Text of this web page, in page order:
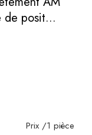
de posit...
Prix /1 pièce